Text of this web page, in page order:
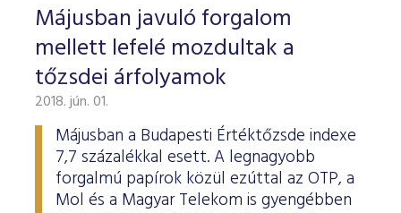
Májusban javuló forgalom
mellett lefelé mozdultak a
tőzsdei árfolyamok
2018. jún. 01.
Májusban a Budapesti Értéktőzsde indexe
7,7 százalékkal esett. A legnagyobb
forgalmú papírok közül ezúttal az OTP, a
Mol és a Magyar Telekom is gyengébben